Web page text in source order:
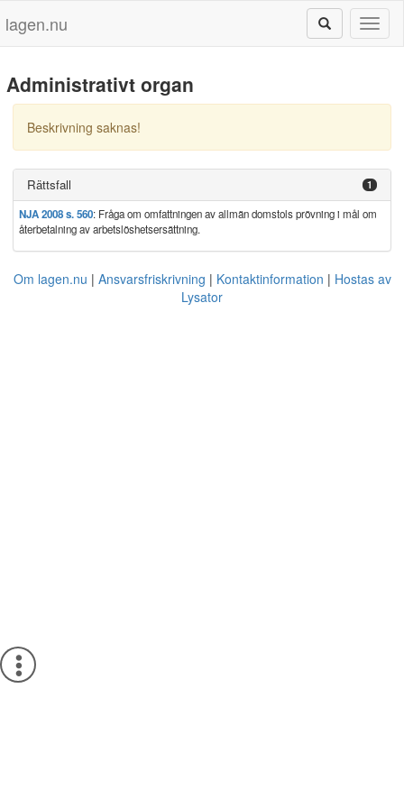
lagen.nu
Administrativt organ
Beskrivning saknas!
Rättsfall 1
NJA 2008 s. 560: Fråga om omfattningen av allmän domstols prövning i mål om
återbetalning av arbetslöshetsersättning.
Om lagen.nu Ansvarsfriskrivning Kontaktinformation
Hostas av
Lysator